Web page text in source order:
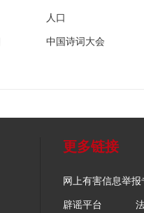
人口
中国诗词大会
更多链接
网上有害信息举报
辟谣平台